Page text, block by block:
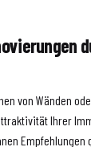
von Wänden
Ihrer
Empfehlungen